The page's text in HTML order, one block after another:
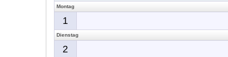
Montag
1
Dienstag
2